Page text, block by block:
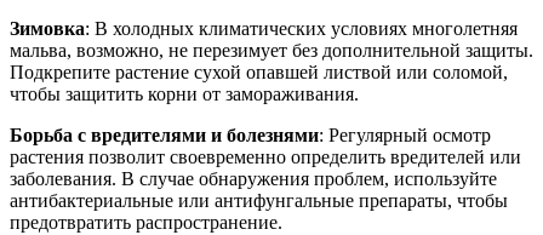
Зимовка: В холодных климатических условиях многолетняя
мальва, возможно, не перезимует без дополнительной защиты.
Подкрепите растение сухой опавшей листвой или соломой,
чтобы защитить корни от замораживания.
Борьба с вредителями и болезнями: Регулярный осмотр
растения позволит своевременно определить вредителей или
заболевания. В случае обнаружения проблем, используйте
антибактериальные или антифунгальные препараты, чтобы
предотвратить распространение.